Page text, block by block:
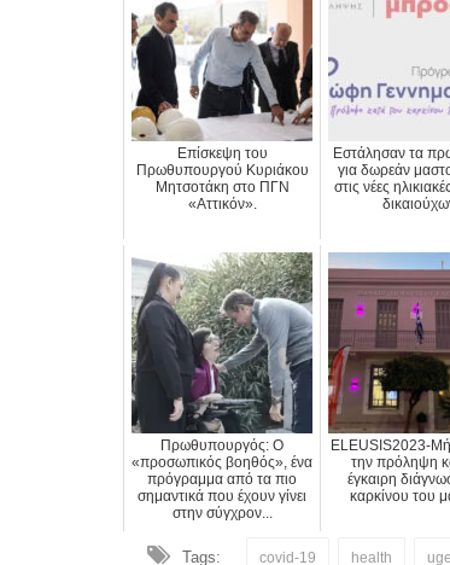
Επίσκεψη του
Πρωθυπουργού Κυριάκου
Μητσοτάκη στο ΠΓΝ
«Αττικόν».
Εστάλησαν τα
για δωρεάν
στις νέες
Πρωθυπουργός: Ο
«προσωπικός βοηθός», ένα
πρόγραμμα από τα πιο
σημαντικά που έχουν γίνει
στην σύγχρον...
ELEUSIS2023-
την πρόληψη
έγκαιρη
καρκίνου του
Tags: covid-19 health